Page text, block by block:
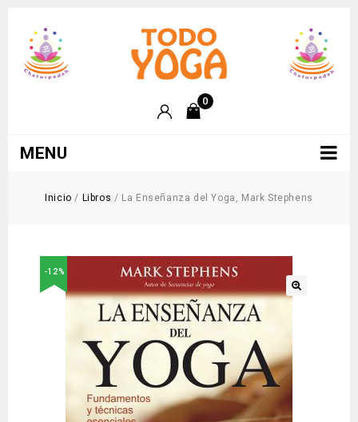
0
MENU
Inicio / Libros / La Enseñanza del Yoga, Mark Stephens
-12%